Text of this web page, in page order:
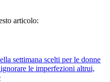
articolo:
settimana scelti per le donne
le imperfezioni altrui,